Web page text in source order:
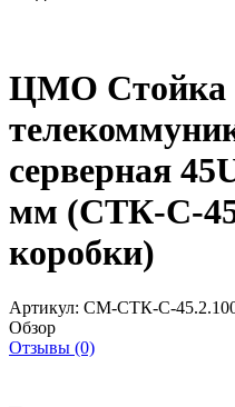
ЦМО Стойка
серверная
мм (СТК-С-
коробки)
Артикул: CM-СТК-С-
Обзор
Отзывы (0)